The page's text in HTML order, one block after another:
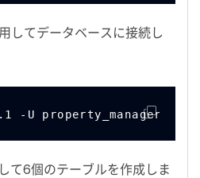
してデータベースに接続し
-U property_manager -d
て6個のテーブルを作成しま